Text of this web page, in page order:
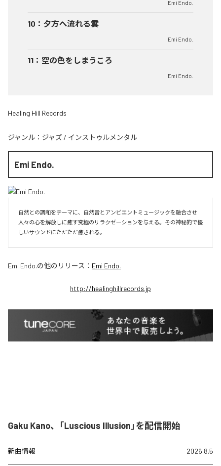
Emi Endo.
10 ： 夕方へ流れる雲
Emi Endo.
11 ： 空の色をしまうころ
Emi Endo.
Healing Hill Records
ジャンル： ジャズ / インストゥルメンタル
Emi Endo.
自然との調和をテーマに、自然音とアンビエントミュージックを融合させ
人々の心を解放しに癒す究極のリラクゼーションを与える。その神秘的で優
しいサウンドにただただ癒される。
Emi Endo.の他のリリース： Emi Endo.
http://healinghillrecords.jp
Gaku Kano、「Luscious Illusion」を配信開始
新曲情報 2026.8.5